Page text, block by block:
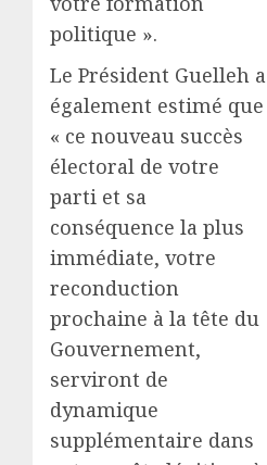
politique ».
Le Président Guelleh a
également estimé que
« ce nouveau succès
électoral de votre
parti et sa
conséquence la plus
immédiate, votre
reconduction
prochaine à la tête du
Gouvernement,
serviront de
dynamique
supplémentaire dans